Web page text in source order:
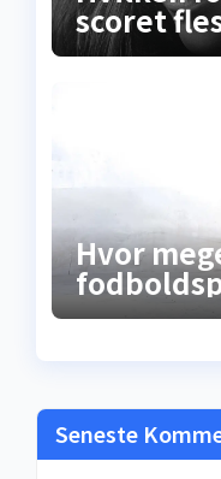
scoret
Hvor
Seneste